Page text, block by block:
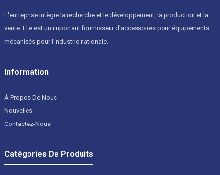
L'entreprise intègre la recherche et le développement, la production et la
vente. Elle est un important fournisseur d'accessoires pour équipements
mécanisés pour l'industrie nationale.
Information
À Propos De Nous
Nouvelles
Contactez-Nous
Catégories De Produits